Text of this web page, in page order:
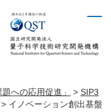
への応用促進」 > SIP3
> イノベーション創出基盤